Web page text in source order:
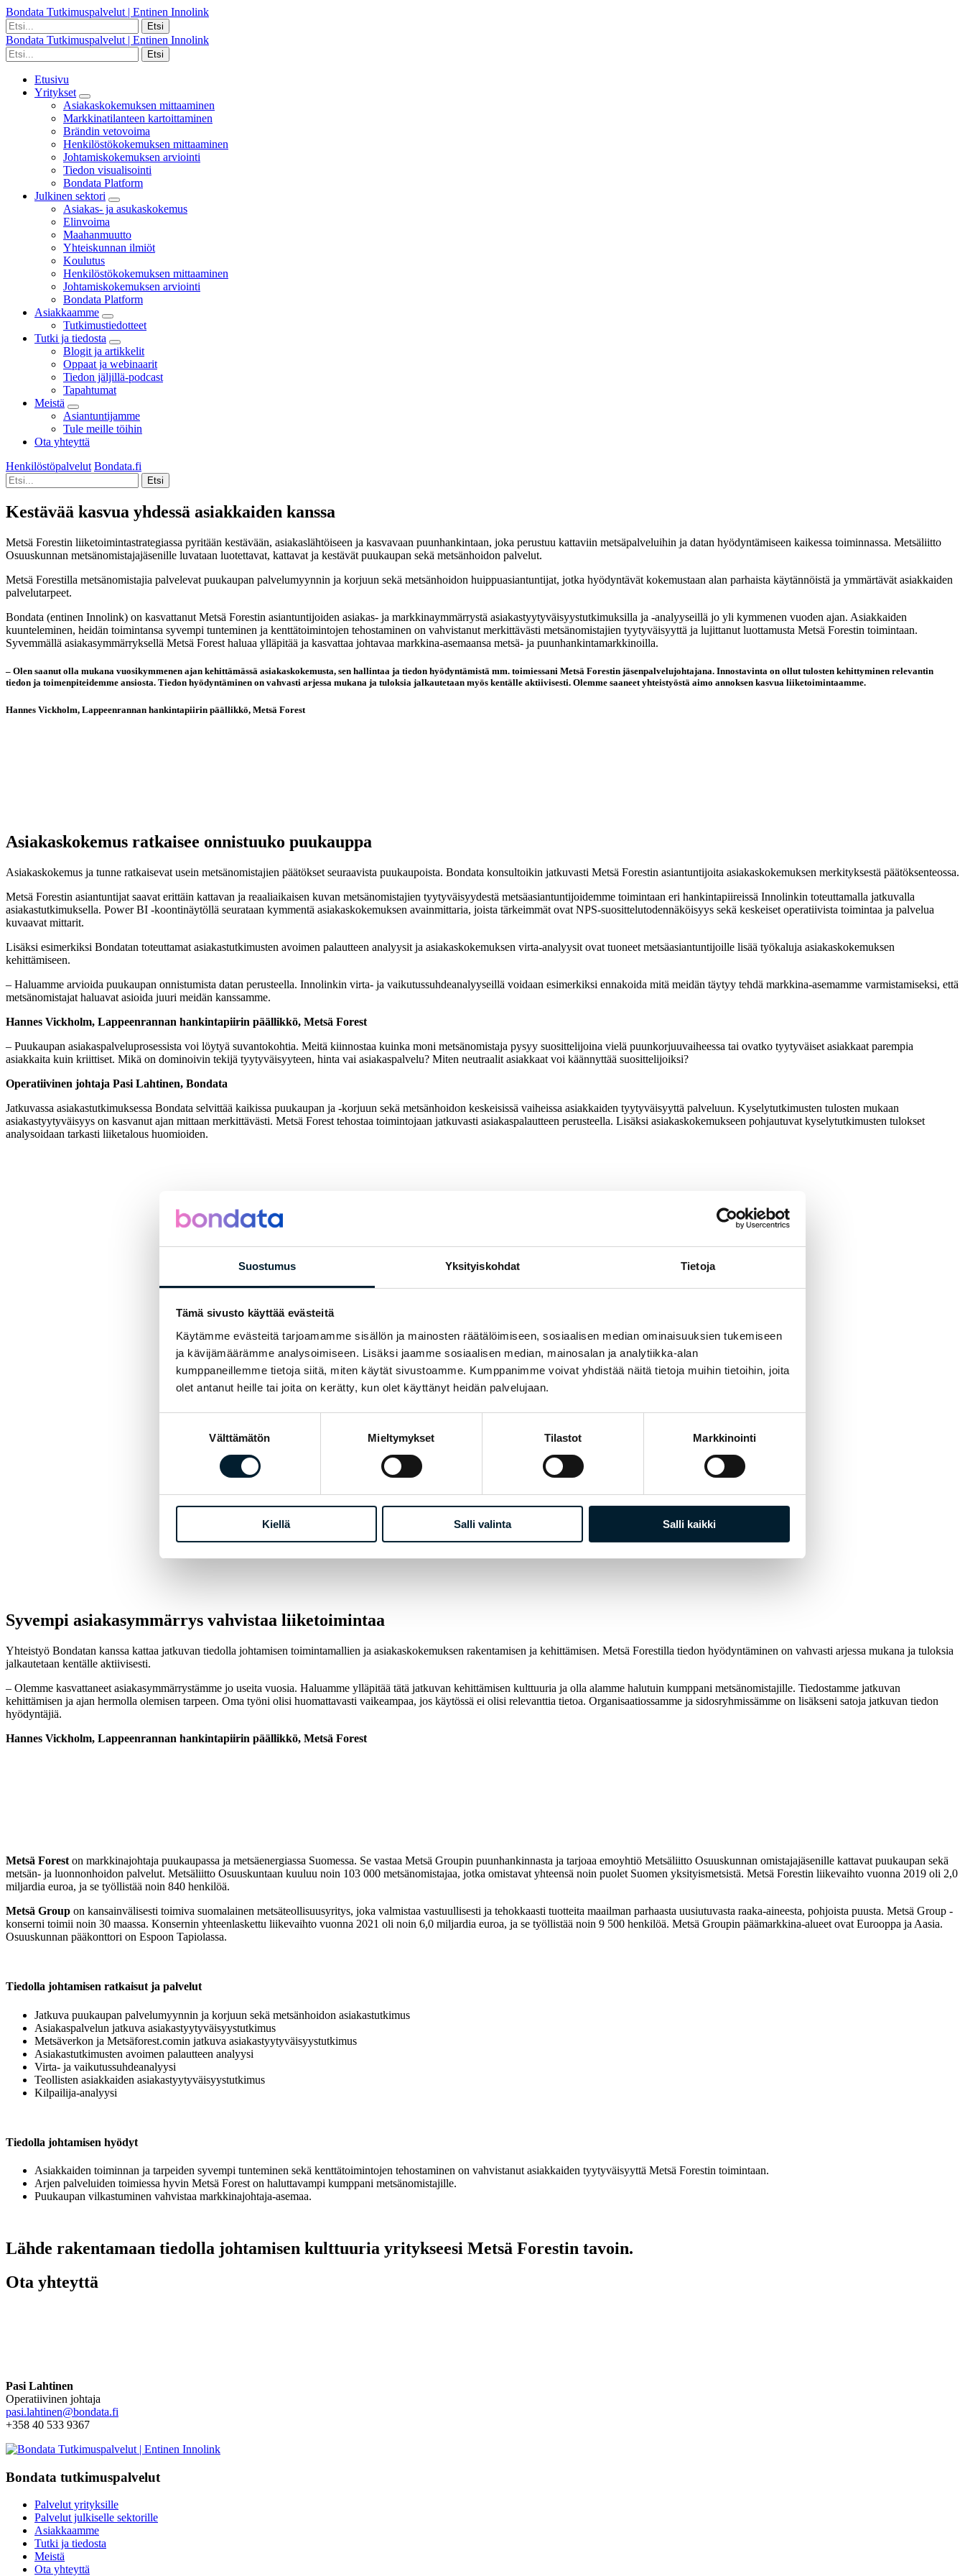
Suostumus Yksityiskohdat Tietoja
Tämä sivusto käyttää evästeitä
Käytämme evästeitä tarjoamamme sisällön ja mainosten räätälöimiseen, sosiaalisen median ominaisuuksien tukemiseen
ja kävijämäärämme analysoimiseen. Lisäksi jaamme sosiaalisen median, mainosalan ja analytiikka-alan
kumppaneillemme tietoja siitä, miten käytät sivustoamme. Kumppanimme voivat yhdistää näitä tietoja muihin tietoihin, joita
olet antanut heille tai joita on kerätty, kun olet käyttänyt heidän palvelujaan.
Välttämätön Mieltymykset Tilastot Markkinointi
Kiellä Salli valinta Salli kaikki
Bondata Tutkimuspalvelut | Entinen Innolink
Bondata Tutkimuspalvelut | Entinen Innolink
Etusivu
Yritykset
Asiakaskokemuksen mittaaminen
Markkinatilanteen kartoittaminen
Brändin vetovoima
Henkilöstökokemuksen mittaaminen
Johtamiskokemuksen arviointi
Tiedon visualisointi
Bondata Platform
Julkinen sektori
Asiakas- ja asukaskokemus
Elinvoima
Maahanmuutto
Yhteiskunnan ilmiöt
Koulutus
Henkilöstökokemuksen mittaaminen
Johtamiskokemuksen arviointi
Bondata Platform
Asiakkaamme
Tutkimustiedotteet
Tutki ja tiedosta
Blogit ja artikkelit
Oppaat ja webinaarit
Tiedon jäljillä-podcast
Tapahtumat
Meistä
Asiantuntijamme
Tule meille töihin
Ota yhteyttä
Henkilöstöpalvelut Bondata.fi
Kestävää kasvua yhdessä asiakkaiden kanssa
Metsä Forestin liiketoimintastrategiassa pyritään kestävään, asiakaslähtöiseen ja kasvavaan puunhankintaan, joka perustuu kattaviin metsäpalveluihin ja datan hyödyntämiseen kaikessa toiminnassa. Metsäliitto
Osuuskunnan metsänomistajajäsenille luvataan luotettavat, kattavat ja kestävät puukaupan sekä metsänhoidon palvelut.
Metsä Forestilla metsänomistajia palvelevat puukaupan palvelumyynnin ja korjuun sekä metsänhoidon huippuasiantuntijat, jotka hyödyntävät kokemustaan alan parhaista käytännöistä ja ymmärtävät asiakkaiden
palvelutarpeet.
Bondata (entinen Innolink) on kasvattanut Metsä Forestin asiantuntijoiden asiakas- ja markkinaymmärrystä asiakastyytyväisyystutkimuksilla ja -analyyseillä jo yli kymmenen vuoden ajan. Asiakkaiden
kuunteleminen, heidän toimintansa syvempi tunteminen ja kenttätoimintojen tehostaminen on vahvistanut merkittävästi metsänomistajien tyytyväisyyttä ja lujittanut luottamusta Metsä Forestin toimintaan.
Syvemmällä asiakasymmärryksellä Metsä Forest haluaa ylläpitää ja kasvattaa johtavaa markkina-asemaansa metsä- ja puunhankintamarkkinoilla.
– Olen saanut olla mukana vuosikymmenen ajan kehittämässä asiakaskokemusta, sen hallintaa ja tiedon hyödyntämistä mm. toimiessani Metsä Forestin jäsenpalvelujohtajana. Innostavinta on ollut tulosten kehittyminen relevantin
tiedon ja toimenpiteidemme ansiosta. Tiedon hyödyntäminen on vahvasti arjessa mukana ja tuloksia jalkautetaan myös kentälle aktiivisesti. Olemme saaneet yhteistyöstä aimo annoksen kasvua liiketoimintaamme.
Hannes Vickholm, Lappeenrannan hankintapiirin päällikkö, Metsä Forest
Asiakaskokemus ratkaisee onnistuuko puukauppa
Asiakaskokemus ja tunne ratkaisevat usein metsänomistajien päätökset seuraavista puukaupoista. Bondata konsultoikin jatkuvasti Metsä Forestin asiantuntijoita asiakaskokemuksen merkityksestä päätöksenteossa.
Metsä Forestin asiantuntijat saavat erittäin kattavan ja reaaliaikaisen kuvan metsänomistajien tyytyväisyydestä metsäasiantuntijoidemme toimintaan eri hankintapiireissä Innolinkin toteuttamalla jatkuvalla
asiakastutkimuksella. Power BI -koontinäytöllä seurataan kymmentä asiakaskokemuksen avainmittaria, joista tärkeimmät ovat NPS-suosittelutodennäköisyys sekä keskeiset operatiivista toimintaa ja palvelua
kuvaavat mittarit.
Lisäksi esimerkiksi Bondatan toteuttamat asiakastutkimusten avoimen palautteen analyysit ja asiakaskokemuksen virta-analyysit ovat tuoneet metsäasiantuntijoille lisää työkaluja asiakaskokemuksen
kehittämiseen.
– Haluamme arvioida puukaupan onnistumista datan perusteella. Innolinkin virta- ja vaikutussuhdeanalyyseillä voidaan esimerkiksi ennakoida mitä meidän täytyy tehdä markkina-asemamme varmistamiseksi, että
metsänomistajat haluavat asioida juuri meidän kanssamme.
Hannes Vickholm, Lappeenrannan hankintapiirin päällikkö, Metsä Forest
– Puukaupan asiakaspalveluprosessista voi löytyä suvantokohtia. Meitä kiinnostaa kuinka moni metsänomistaja pysyy suosittelijoina vielä puunkorjuuvaiheessa tai ovatko tyytyväiset asiakkaat parempia
asiakkaita kuin kriittiset. Mikä on dominoivin tekijä tyytyväisyyteen, hinta vai asiakaspalvelu? Miten neutraalit asiakkaat voi käännyttää suosittelijoiksi?
Operatiivinen johtaja Pasi Lahtinen, Bondata
Jatkuvassa asiakastutkimuksessa Bondata selvittää kaikissa puukaupan ja -korjuun sekä metsänhoidon keskeisissä vaiheissa asiakkaiden tyytyväisyyttä palveluun. Kyselytutkimusten tulosten mukaan
asiakastyytyväisyys on kasvanut ajan mittaan merkittävästi. Metsä Forest tehostaa toimintojaan jatkuvasti asiakaspalautteen perusteella. Lisäksi asiakaskokemukseen pohjautuvat kyselytutkimusten tulokset
analysoidaan tarkasti liiketalous huomioiden.
Syvempi asiakasymmärrys vahvistaa liiketoimintaa
Yhteistyö Bondatan kanssa kattaa jatkuvan tiedolla johtamisen toimintamallien ja asiakaskokemuksen rakentamisen ja kehittämisen. Metsä Forestilla tiedon hyödyntäminen on vahvasti arjessa mukana ja tuloksia
jalkautetaan kentälle aktiivisesti.
– Olemme kasvattaneet asiakasymmärrystämme jo useita vuosia. Haluamme ylläpitää tätä jatkuvan kehittämisen kulttuuria ja olla alamme halutuin kumppani metsänomistajille. Tiedostamme jatkuvan
kehittämisen ja ajan hermolla olemisen tarpeen. Oma työni olisi huomattavasti vaikeampaa, jos käytössä ei olisi relevanttia tietoa. Organisaatiossamme ja sidosryhmissämme on lisäkseni satoja jatkuvan tiedon
hyödyntäjiä.
Hannes Vickholm, Lappeenrannan hankintapiirin päällikkö, Metsä Forest
Metsä Forest on markkinajohtaja puukaupassa ja metsäenergiassa Suomessa. Se vastaa Metsä Groupin puunhankinnasta ja tarjoaa emoyhtiö Metsäliitto Osuuskunnan omistajajäsenille kattavat puukaupan sekä
metsän- ja luonnonhoidon palvelut. Metsäliitto Osuuskuntaan kuuluu noin 103 000 metsänomistajaa, jotka omistavat yhteensä noin puolet Suomen yksityismetsistä. Metsä Forestin liikevaihto vuonna 2019 oli 2,0
miljardia euroa, ja se työllistää noin 840 henkilöä.
Metsä Group on kansainvälisesti toimiva suomalainen metsäteollisuusyritys, joka valmistaa vastuullisesti ja tehokkaasti tuotteita maailman parhaasta uusiutuvasta raaka-aineesta, pohjoista puusta. Metsä Group -
konserni toimii noin 30 maassa. Konsernin yhteenlaskettu liikevaihto vuonna 2021 oli noin 6,0 miljardia euroa, ja se työllistää noin 9 500 henkilöä. Metsä Groupin päämarkkina-alueet ovat Eurooppa ja Aasia.
Osuuskunnan pääkonttori on Espoon Tapiolassa.
Tiedolla johtamisen ratkaisut ja palvelut
Jatkuva puukaupan palvelumyynnin ja korjuun sekä metsänhoidon asiakastutkimus
Asiakaspalvelun jatkuva asiakastyytyväisyystutkimus
Metsäverkon ja Metsäforest.comin jatkuva asiakastyytyväisyystutkimus
Asiakastutkimusten avoimen palautteen analyysi
Virta- ja vaikutussuhdeanalyysi
Teollisten asiakkaiden asiakastyytyväisyystutkimus
Kilpailija-analyysi
Tiedolla johtamisen hyödyt
Asiakkaiden toiminnan ja tarpeiden syvempi tunteminen sekä kenttätoimintojen tehostaminen on vahvistanut asiakkaiden tyytyväisyyttä Metsä Forestin toimintaan.
Arjen palveluiden toimiessa hyvin Metsä Forest on haluttavampi kumppani metsänomistajille.
Puukaupan vilkastuminen vahvistaa markkinajohtaja-asemaa.
Lähde rakentamaan tiedolla johtamisen kulttuuria yritykseesi Metsä Forestin tavoin.
Ota yhteyttä
Pasi Lahtinen
Operatiivinen johtaja
pasi.lahtinen@bondata.fi
+358 40 533 9367
Bondata tutkimuspalvelut
Palvelut yrityksille
Palvelut julkiselle sektorille
Asiakkaamme
Tutki ja tiedosta
Meistä
Ota yhteyttä